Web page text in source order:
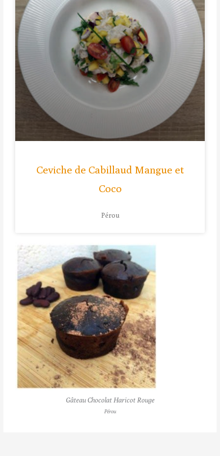
Ceviche de Cabillaud Mangue et
Coco
Pérou
Gâteau Chocolat Haricot Rouge
Pérou